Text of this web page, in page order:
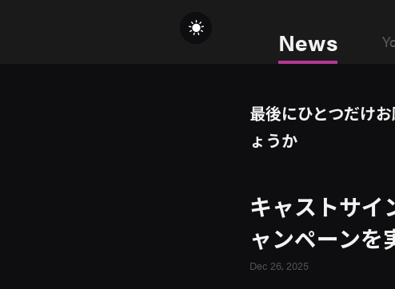
News
最後にひとつだけ
ょうか
キャストサイ
ャンペーンを
Dec 26, 2025